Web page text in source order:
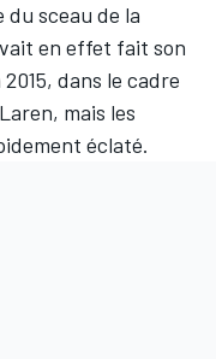
sceau de la
en effet fait son
dans le cadre
, mais les
éclaté.